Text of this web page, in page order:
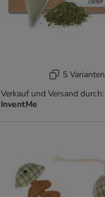
5 Varianten
Verkauf und Versand durch:
InventMe